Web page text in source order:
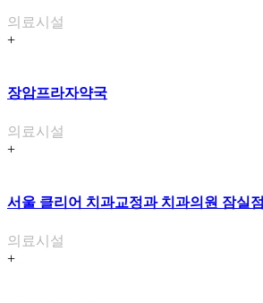
의료시설
+
장암프라자약국
의료시설
+
서울 클리어 치과교정과 치과의원 잠실점
의료시설
+